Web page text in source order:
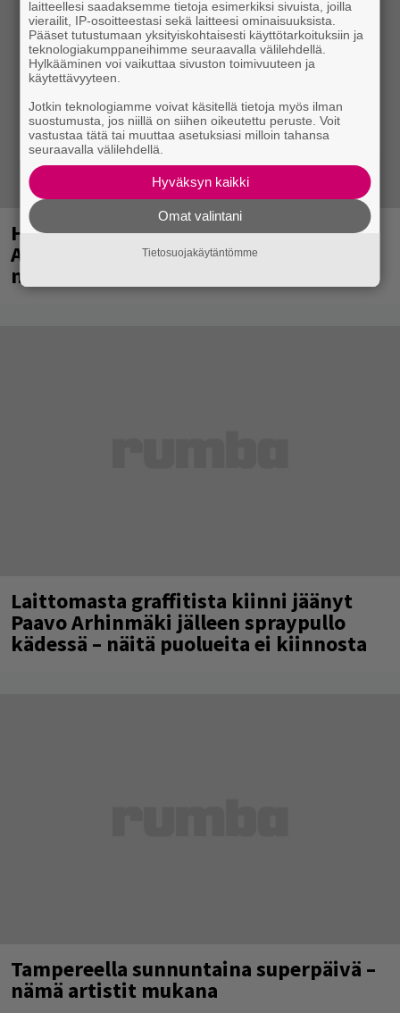
Huomenna se ilmestyy – CMX:stä tutun
A.W. Yrjänän uutuusalbumi om
mammuttimainen kokonaisuus
Laittomasta graffitista kiinni jäänyt
Paavo Arhinmäki jälleen spraypullo
kädessä – näitä puolueita ei kiinnosta
Tampereella sunnuntaina superpäivä –
nämä artistit mukana
laitteellesi saadaksemme tietoja esimerkiksi sivuista, joilla
vierailit, IP-osoitteestasi sekä laitteesi ominaisuuksista.
Pääset tutustumaan yksityiskohtaisesti käyttötarkoituksiin ja
teknologiakumppaneihimme seuraavalla välilehdellä.
Hylkääminen voi vaikuttaa sivuston toimivuuteen ja
käytettävyyteen.
Jotkin teknologiamme voivat käsitellä tietoja myös ilman
suostumusta, jos niillä on siihen oikeutettu peruste. Voit
vastustaa tätä tai muuttaa asetuksiasi milloin tahansa
seuraavalla välilehdellä.
Hyväksyn kaikki
Omat valintani
Tietosuojakäytäntömme